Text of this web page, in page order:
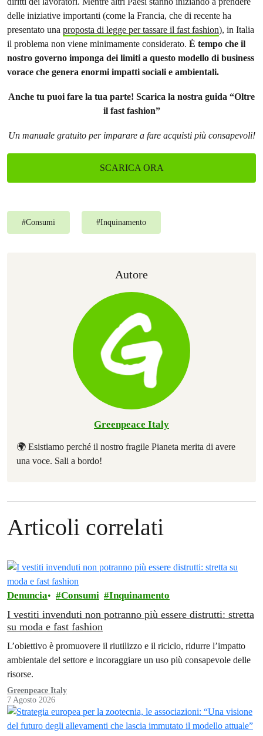
delle iniziative importanti (come la Francia, che di recente ha
presentato una proposta di legge per tassare il fast fashion), in Italia
il problema non viene minimamente considerato. È tempo che il
nostro governo imponga dei limiti a questo modello di business
vorace che genera enormi impatti sociali e ambientali.
Anche tu puoi fare la tua parte! Scarica la nostra guida “Oltre
il fast fashion”
Un manuale gratuito per imparare a fare acquisti più consapevoli!
SCARICA ORA
#Consumi #Inquinamento
Autore
Greenpeace Italy
🌍 Esistiamo perché il nostro fragile Pianeta merita di avere
una voce. Sali a bordo!
Articoli correlati
Denuncia Consumi Inquinamento
I vestiti invenduti non potranno più essere distrutti: stretta
su moda e fast fashion
L’obiettivo è promuovere il riutilizzo e il riciclo, ridurre l’impatto
ambientale del settore e incoraggiare un uso più consapevole delle
risorse.
Greenpeace Italy
7 Agosto 2026